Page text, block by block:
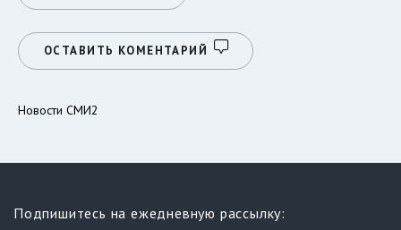
ОСТАВИТЬ КОМЕНТАРИЙ
Новости СМИ2
Подпишитесь на ежедневную рассылку: